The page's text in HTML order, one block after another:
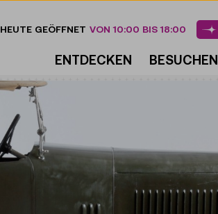
ENTDECKEN BESUCHEN
HEUTE GEÖFFNET VON 10:00 BIS 18:00